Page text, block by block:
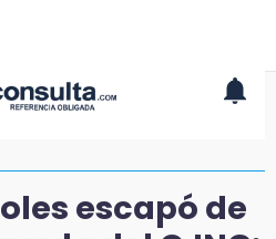
escapó de